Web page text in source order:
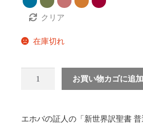
ブログ
会員ページ
お買い物カゴ
クリア
在庫切れ
お買い物カゴに追加
エホバの証人の「新世界訳聖書 普